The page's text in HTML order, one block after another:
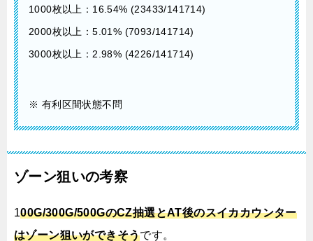
1000枚以上：16.54% (23433/141714)
2000枚以上：5.01% (7093/141714)
3000枚以上：2.98% (4226/141714)
※ 有利区間状態不問
ゾーン狙いの考察
100G/300G/500GのCZ抽選とAT後のスイカカウンター
はゾーン狙いができそうです。